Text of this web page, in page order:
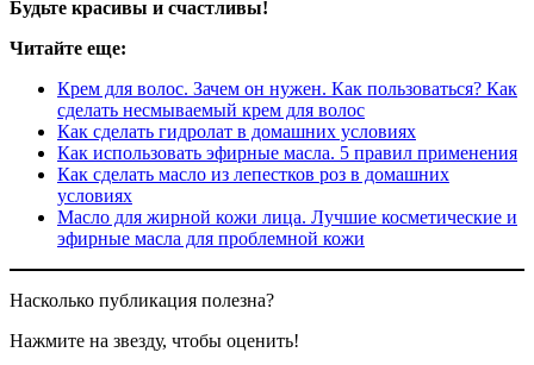
Будьте красивы и счастливы!
Читайте еще:
Крем для волос. Зачем он нужен. Как пользоваться? Как
сделать несмываемый крем для волос
Как сделать гидролат в домашних условиях
Как использовать эфирные масла. 5 правил применения
Как сделать масло из лепестков роз в домашних
условиях
Масло для жирной кожи лица. Лучшие косметические и
эфирные масла для проблемной кожи
Насколько публикация полезна?
Нажмите на звезду, чтобы оценить!